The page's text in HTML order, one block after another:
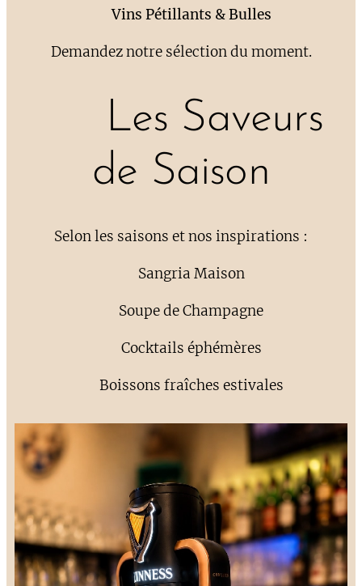
🥂Vins Pétillants & Bulles
Demandez notre sélection du moment.
☀️ Les Saveurs
de Saison
Selon les saisons et nos inspirations :
🍷 Sangria Maison
🥂 Soupe de Champagne
🍹 Cocktails éphémères
🍓 Boissons fraîches estivales